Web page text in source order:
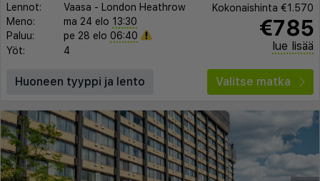
Lennot: Vaasa - London Heathrow
Meno:
ma 24 elo 13:30
Paluu:
pe 28 elo 06:40
Yöt:
4
Kokonaishinta €1.570
€785
lue lisää
Huoneen tyyppi ja lento Valitse matka